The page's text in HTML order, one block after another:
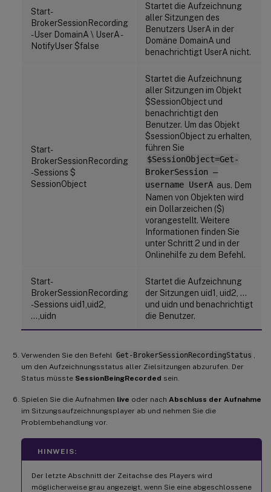
Start-
BrokerSessionRecording
-User DomainA \ UserA -
NotifyUser $false
Startet die Aufzeichnung
aller Sitzungen des
Benutzers UserA in der
Domäne DomainA und
benachrichtigt UserA nicht.
Start-
BrokerSessionRecording
-Sessions $
SessionObject
Startet die Aufzeichnung
aller Sitzungen im Objekt
$SessionObject und
benachrichtigt den
Benutzer. Um das Objekt
$sessionObject zu erhalten,
führen Sie
$SessionObject=Get-
BrokerSession –
username UserA aus. Dem
Namen von Objekten wird
ein Dollarzeichen ($)
vorangestellt. Weitere
Informationen finden Sie
unter Schritt 2 und in der
Onlinehilfe zu dem Befehl.
Start-
BrokerSessionRecording
-Sessions uid1,uid2,
…,uidn
Startet die Aufzeichnung
der Sitzungen uid1, uid2, …
und uidn und benachrichtigt
die Benutzer.
Verwenden Sie den Befehl Get-BrokerSessionRecordingStatus
um den Aufzeichnungsstatus aller Zielsitzungen abzurufen. Der
Status müsste SessionBeingRecorded sein.
Spielen Sie die Aufnahmen live oder nach Abschluss der Aufnahme
im Sitzungsaufzeichnungsplayer ab und nehmen Sie die
Problembehandlung vor.
HINWEIS:
Der letzte Abschnitt der Zeitachse des Players wird
möglicherweise grau angezeigt, wenn Sie eine abgeschlossene